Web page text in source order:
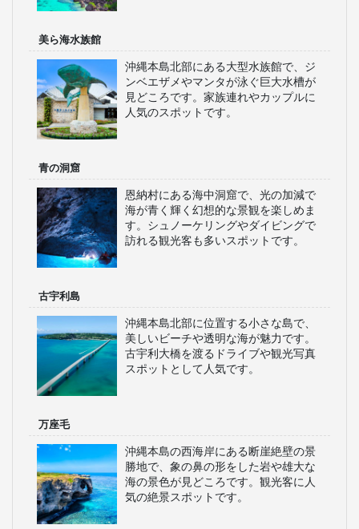
美ら海水族館
沖縄本島北部にある大型水族館で、ジ
ンベエザメやマンタが泳ぐ巨大水槽が
見どころです。家族連れやカップルに
人気のスポットです。
青の洞窟
恩納村にある海中洞窟で、光の加減で
海が青く輝く幻想的な景観を楽しめま
す。シュノーケリングやダイビングで
訪れる観光客も多いスポットです。
古宇利島
沖縄本島北部に位置する小さな島で、
美しいビーチや透明な海が魅力です。
古宇利大橋を渡るドライブや観光写真
スポットとして人気です。
万座毛
沖縄本島の西海岸にある断崖絶壁の景
勝地で、象の鼻の形をした岩や雄大な
海の景色が見どころです。観光客に人
気の絶景スポットです。